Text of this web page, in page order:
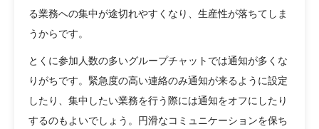
る業務への集中が途切れやすくなり、生産性が落ちてしま
うからです。
とくに参加人数の多いグループチャットでは通知が多くな
りがちです。緊急度の高い連絡のみ通知が来るように設定
したり、集中したい業務を行う際には通知をオフにしたり
するのもよいでしょう。円滑なコミュニケーションを保ち